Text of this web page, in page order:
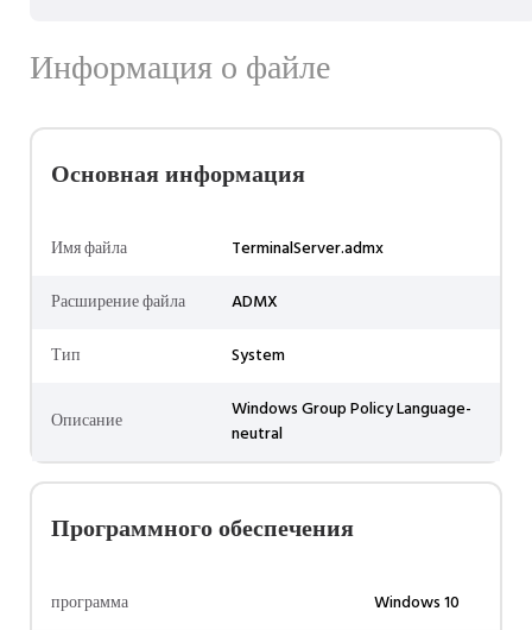
Информация о файле
Основная информация
Имя файла
TerminalServer.admx
Расширение файла
ADMX
Тип
System
Описание
Windows Group Policy Language-
neutral
Программного обеспечения
программа
Windows 10